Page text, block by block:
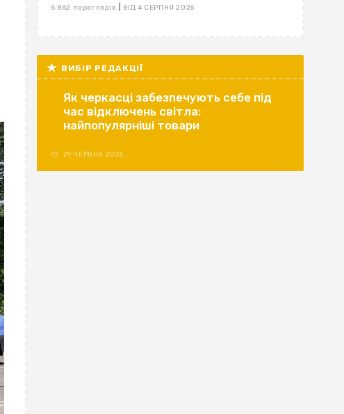
5 862 переглядів ВІД 4 СЕРПНЯ 2026
ВИБІР РЕДАКЦІЇ
Як черкасці забезпечують себе під
час відключень світла:
найпопулярніші товари
29 ЧЕРВНЯ 2026